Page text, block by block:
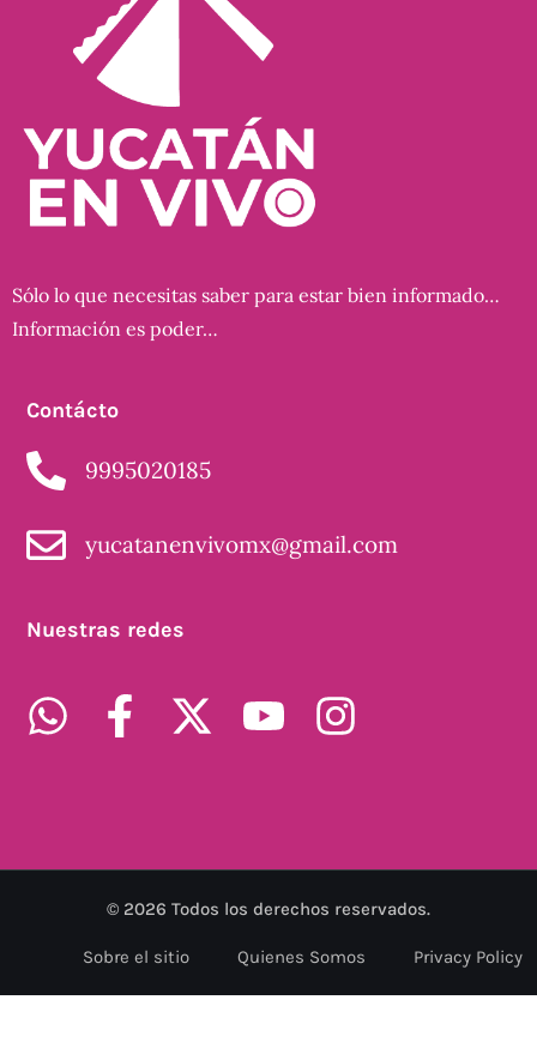
Sólo lo que necesitas saber para estar bien informado…
Información es poder…
Contácto
9995020185
yucatanenvivomx@gmail.com
Nuestras redes
© 2026 Todos los derechos reservados.
Sobre el sitio Quienes Somos Privacy Policy